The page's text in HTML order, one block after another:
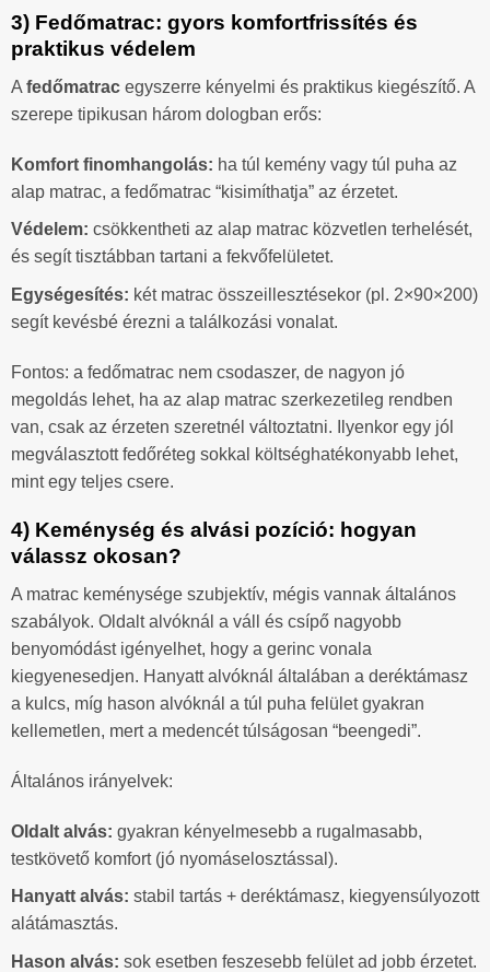
3) Fedőmatrac: gyors komfortfrissítés és
praktikus védelem
A fedőmatrac egyszerre kényelmi és praktikus kiegészítő. A
szerepe tipikusan három dologban erős:
Komfort finomhangolás: ha túl kemény vagy túl puha az
alap matrac, a fedőmatrac “kisimíthatja” az érzetet.
Védelem: csökkentheti az alap matrac közvetlen terhelését,
és segít tisztábban tartani a fekvőfelületet.
Egységesítés: két matrac összeillesztésekor (pl. 2×90×200)
segít kevésbé érezni a találkozási vonalat.
Fontos: a fedőmatrac nem csodaszer, de nagyon jó
megoldás lehet, ha az alap matrac szerkezetileg rendben
van, csak az érzeten szeretnél változtatni. Ilyenkor egy jól
megválasztott fedőréteg sokkal költséghatékonyabb lehet,
mint egy teljes csere.
4) Keménység és alvási pozíció: hogyan
válassz okosan?
A matrac keménysége szubjektív, mégis vannak általános
szabályok. Oldalt alvóknál a váll és csípő nagyobb
benyomódást igényelhet, hogy a gerinc vonala
kiegyenesedjen. Hanyatt alvóknál általában a deréktámasz
a kulcs, míg hason alvóknál a túl puha felület gyakran
kellemetlen, mert a medencét túlságosan “beengedi”.
Általános irányelvek:
Oldalt alvás: gyakran kényelmesebb a rugalmasabb,
testkövető komfort (jó nyomáselosztással).
Hanyatt alvás: stabil tartás + deréktámasz, kiegyensúlyozott
alátámasztás.
Hason alvás: sok esetben feszesebb felület ad jobb érzetet.